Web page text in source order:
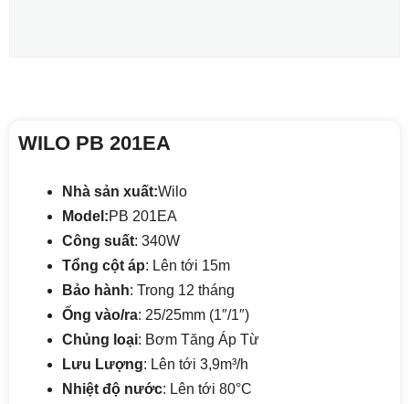
WILO PB 201EA
Nhà sản xuất:Wilo
Model:PB 201EA
Công suất: 340W
Tổng cột áp: Lên tới 15m
Bảo hành: Trong 12 tháng
Ống vào/ra: 25/25mm (1″/1″)
Chủng loại: Bơm Tăng Áp Từ
Lưu Lượng: Lên tới 3,9m³/h
Nhiệt độ nước: Lên tới 80°C